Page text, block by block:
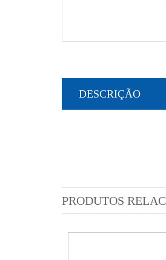
DESCRIÇÃO
PRODUTOS